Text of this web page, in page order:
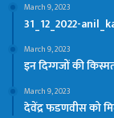
March 9, 2023
31_12_2022-
March 9, 2023
इन दिग्गजों की
March 9, 2023
देवेंद्र फडणवीस को